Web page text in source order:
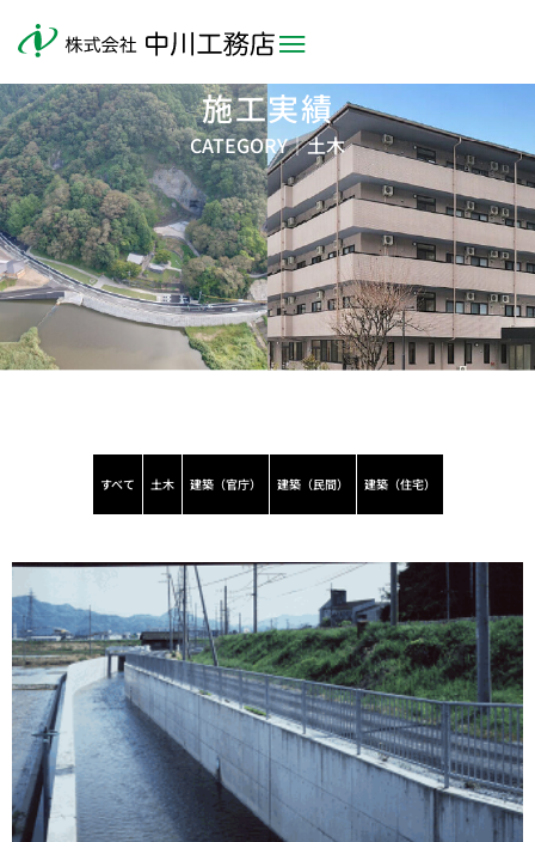
施工実績
CATEGORY｜土木
すべて 土木 建築（官庁） 建築（民間） 建築（住宅）